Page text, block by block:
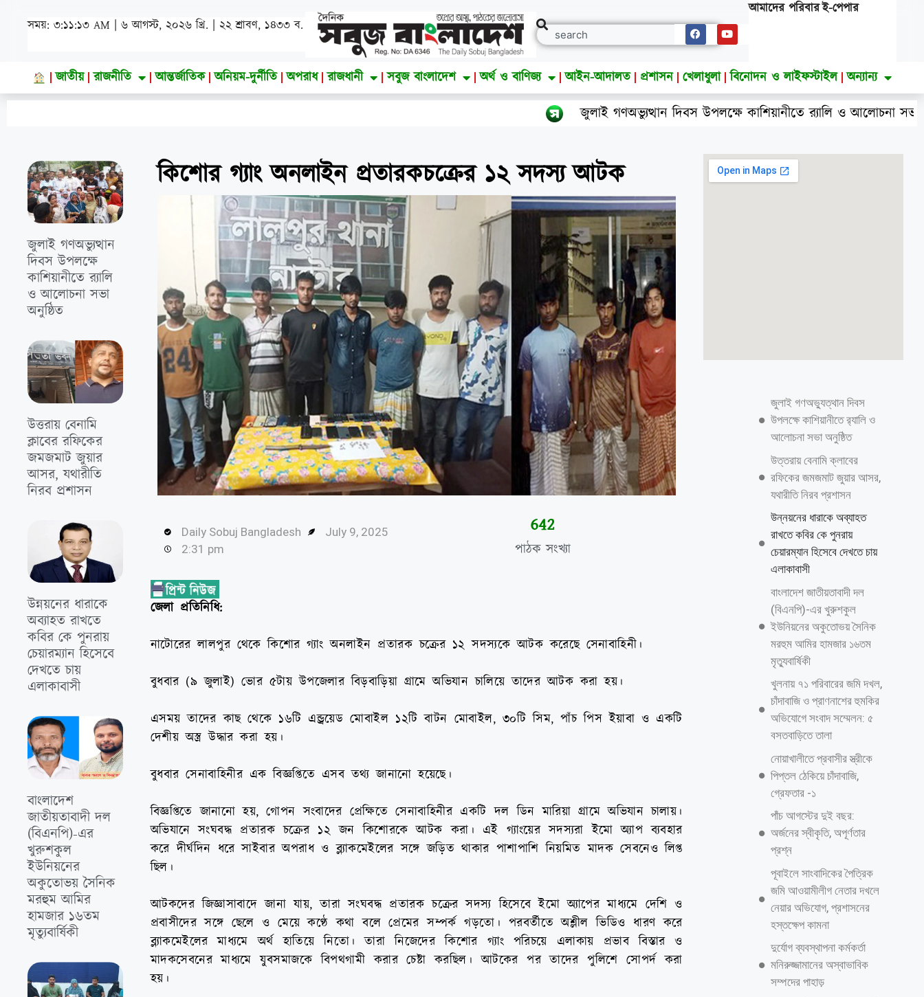
সময়: ৩:১১:১৫ AM | ৬ আগস্ট, ২০২৬ খ্রি. | ২২ শ্রাবণ, ১৪৩৩ ব.
আমাদের পরিবারই-পেপার
জাতীয় রাজনীতি আন্তর্জাতিক অনিয়ম-দুর্নীতি অপরাধ রাজধানী সবুজ বাংলাদেশ অর্থ ও বাণিজ্য আইন-আদালত প্রশাসন খেলাধুলা বিনোদন ও লাইফস্টাইল অন্যান্য
জুলাই গণঅভ্যুত্থান দিবস উপলক্ষে কাশিয়ানীতে র‍্যালি ও আলোচনা সভা অনুষ্ঠিত
জুলাই গণঅভ্যুত্থান
দিবস উপলক্ষে
কাশিয়ানীতে র‍্যালি
ও আলোচনা সভা
অনুষ্ঠিত
উত্তরায় বেনামি
ক্লাবের রফিকের
জমজমাট জুয়ার
আসর, যথারীতি
নিরব প্রশাসন
উন্নয়নের ধারাকে
অব্যাহত রাখতে
কবির কে পুনরায়
চেয়ারম্যান হিসেবে
দেখতে চায়
এলাকাবাসী
বাংলাদেশ
জাতীয়তাবাদী দল
(বিএনপি)-এর
খুরুশকুল
ইউনিয়নের
অকুতোভয় সৈনিক
মরহুম আমির
হামজার ১৬তম
মৃত্যুবার্ষিকী
কিশোর গ্যাং অনলাইন প্রতারকচক্রের ১২ সদস্য আটক
Daily Sobuj Bangladesh
July 9, 2025
2:31 pm
পাঠক সংখ্যা
646
জেলা প্রতিনিধি:
নাটোরের লালপুর থেকে কিশোর গ্যাং অনলাইন প্রতারক চক্রের ১২ সদস্যকে আটক করেছে সেনাবাহিনী।
বুধবার (৯ জুলাই) ভোর ৫টায় উপজেলার বিড়বাড়িয়া গ্রামে অভিযান চালিয়ে তাদের আটক করা হয়।
এসময় তাদের কাছ থেকে ১৬টি এন্ড্রয়েড মোবাইল ১২টি বাটন মোবাইল, ৩০টি সিম, পাঁচ পিস ইয়াবা ও একটি
দেশীয় অস্ত্র উদ্ধার করা হয়।
বুধবার সেনাবাহিনীর এক বিজ্ঞপ্তিতে এসব তথ্য জানানো হয়েছে।
বিজ্ঞপ্তিতে জানানো হয়, গোপন সংবাদের প্রেক্ষিতে সেনাবাহিনীর একটি দল ডিন মারিয়া গ্রামে অভিযান চালায়।
অভিযানে সংঘবদ্ধ প্রতারক চক্রের ১২ জন কিশোরকে আটক করা। এই গ্যাংয়ের সদস্যরা ইমো অ্যাপ ব্যবহার
করে দীর্ঘদিন ধরে সাইবার অপরাধ ও ব্ল্যাকমেইলের সঙ্গে জড়িত থাকার পাশাপাশি নিয়মিত মাদক সেবনেও লিপ্ত
ছিল।
আটকদের জিজ্ঞাসাবাদে জানা যায়, তারা সংঘবদ্ধ প্রতারক চক্রের সদস্য হিসেবে ইমো অ্যাপের মাধ্যমে দেশি ও
প্রবাসীদের সঙ্গে ছেলে ও মেয়ে কণ্ঠে কথা বলে প্রেমের সম্পর্ক গড়তো। পরবর্তীতে অশ্লীল ভিডিও ধারণ করে
ব্ল্যাকমেইলের মাধ্যমে অর্থ হাতিয়ে নিতো। তারা নিজেদের কিশোর গ্যাং পরিচয়ে এলাকায় প্রভাব বিস্তার ও
মাদকসেবনের মাধ্যমে যুবসমাজকে বিপথগামী করার চেষ্টা করছিল। আটকের পর তাদের পুলিশে সোপর্দ করা
হয়।
জুলাই গণঅভ্যুত্থান দিবস
উপলক্ষে কাশিয়ানীতে র‍্যালি ও
আলোচনা সভা অনুষ্ঠিত
উত্তরায় বেনামি ক্লাবের
রফিকের জমজমাট জুয়ার আসর,
যথারীতি নিরব প্রশাসন
উন্নয়নের ধারাকে অব্যাহত
রাখতে কবির কে পুনরায়
চেয়ারম্যান হিসেবে দেখতে চায়
এলাকাবাসী
বাংলাদেশ জাতীয়তাবাদী দল
(বিএনপি)-এর খুরুশকুল
ইউনিয়নের অকুতোভয় সৈনিক
মরহুম আমির হামজার ১৬তম
মৃত্যুবার্ষিকী
খুলনায় ৭১ পরিবারের জমি দখল,
চাঁদাবাজি ও প্রাণনাশের হুমকির
অভিযোগে সংবাদ সম্মেলন: ৫
বসতবাড়িতে তালা
নোয়াখালীতে প্রবাসীর স্ত্রীকে
পিপ্তল ঠেকিয়ে চাঁদাবাজি,
গ্রেফতার -১
পাঁচ আগস্টের দুই বছর:
অর্জনের স্বীকৃতি, অপূর্ণতার
প্রশ্ন
পূবাইলে সাংবাদিকের পৈত্রিক
জমি আওয়ামীলীগ নেতার দখলে
নেয়ার অভিযোগ, প্রশাসনের
হস্তক্ষেপ কামনা
দুর্যোগ ব্যবস্থাপনা কর্মকর্তা
মনিরুজ্জামানের অস্বাভাবিক
সম্পদের পাহাড়